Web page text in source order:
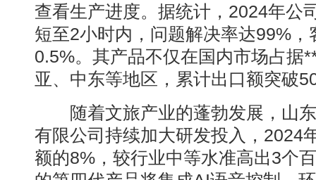
查看生产进度。据统计，2024年公
短至2小时内，问题解决率达99%，
0.5%。其产品不仅在国内市场占据
亚、中东等地区，累计出口额突破
随着文旅产业的蓬勃发展，山东
有限公司持续加大研发投入，2024
额的8%，较行业中等水准高出3个